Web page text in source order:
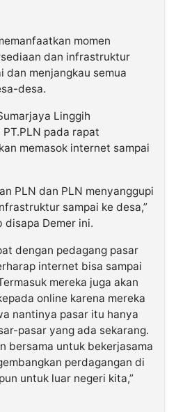
momen
dan infrastruktur
dan menjangkau semua
desa.
Linggih
pada rapat
memasok internet sampai
PLN dan PLN menyanggupi
sampai ke desa,”
disapa Demer ini.
dengan pedagang pasar
internet bisa sampai
mereka juga akan
online karena mereka
nantinya pasar itu hanya
pasar yang ada sekarang.
bersama untuk bekerjasama
perdagangan di
untuk luar negeri kita,”